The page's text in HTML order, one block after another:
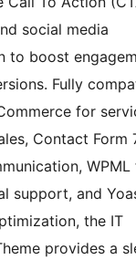
social media
to boost
Fully
for
Contact Form
WPML
support, and
the IT
provides a